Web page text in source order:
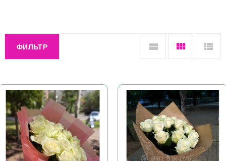
ФИЛЬТР